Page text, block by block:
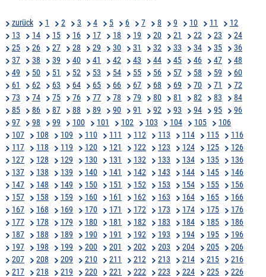
zurück 1 2 3 4 5 6 7 8 9 10 11
12
13
14 15 16 17 18 19 20 21 22 23
24
25
26 27 28 29 30 31 32 33 34 35
36
37
38 39 40 41 42 43 44 45 46 47
48
49
50 51 52 53 54 55 56 57 58 59
60
61
62 63 64 65 66 67 68 69 70 71
72
73
74 75 76 77 78 79 80 81 82 83
84
85
86 87 88 89 90 91 92 93 94 95
96
97
98 99 100 101 102 103 104 105
106
107
108 109 110 111 112 113 114 115
116
117
118 119 120 121 122 123 124 125
126
127
128 129 130 131 132 133 134 135
136
137
138 139 140 141 142 143 144 145
146
147
148 149 150 151 152 153 154 155
156
157
158 159 160 161 162 163 164 165
166
167
168 169 170 171 172 173 174 175
176
177
178 179 180 181 182 183 184 185
186
187
188 189 190 191 192 193 194 195
196
197
198 199 200 201 202 203 204 205
206
207
208 209 210 211 212 213 214 215
216
217
218 219 220 221 222 223 224 225
226